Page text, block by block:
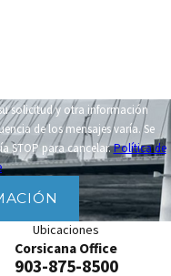
solicitud y otra información
de los mensajes varía. Se
STOP para cancelar.Política de
Ubicaciones
Corsicana Office
903-875-8500